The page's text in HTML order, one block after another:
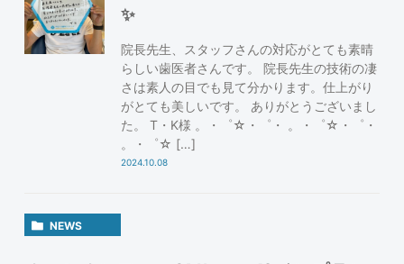
✨
院長先生、スタッフさんの対応がとても素晴
らしい歯医者さんです。 院長先生の技術の凄
さは素人の目でも見て分かります。仕上がり
がとても美しいです。 ありがとうございまし
た。 T・K様 。・゜☆・゜・ 。・゜☆・゜・
。・゜☆ […]
2024.10.08
NEWS